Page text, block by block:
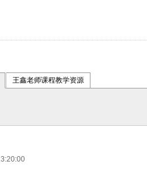
王鑫老师课程教学资源